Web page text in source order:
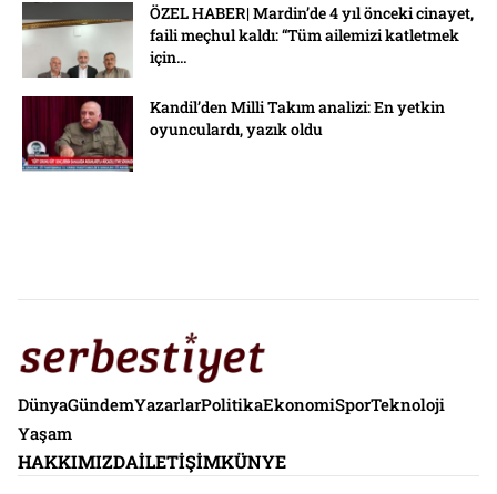
ÖZEL HABER| Mardin’de 4 yıl önceki cinayet,
faili meçhul kaldı: “Tüm ailemizi katletmek
için...
Kandil’den Milli Takım analizi: En yetkin
oyunculardı, yazık oldu
DünyaGündemYazarlarPolitikaEkonomiSporTeknoloji
Yaşam
HAKKIMIZDAİLETIŞIMKÜNYE